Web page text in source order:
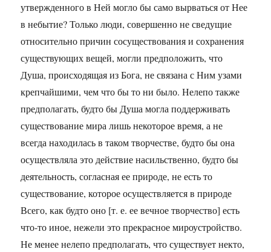
утвержденного в Ней могло бы само вырваться от Нее
в небытие? Только люди, совершенно не сведущие
относительно причин сосуществования и сохранения
существующих вещей, могли предположить, что
Душа, происходящая из Бога, не связана с Ним узами
крепчайшими, чем что бы то ни было. Нелепо также
предполагать, будто бы Душа могла поддерживать
существование мира лишь некоторое время, а не
всегда находилась в таком творчестве, будто бы она
осуществляла это действие насильственно, будто бы
деятельность, согласная ее природе, не есть то
существование, которое осуществляется в природе
Всего, как будто оно [т. е. ее вечное творчество] есть
что-то иное, нежели это прекрасное мироустройство.
Не менее нелепо предполагать, что существует некто,